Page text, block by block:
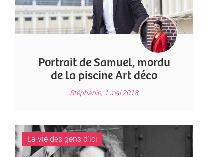
Stéphanie, 1 mai 2018
Portrait de Samuel, mordu
de la piscine Art déco
La vie des gens d'ici